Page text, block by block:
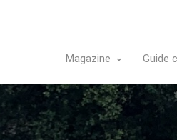
Magazine Guide